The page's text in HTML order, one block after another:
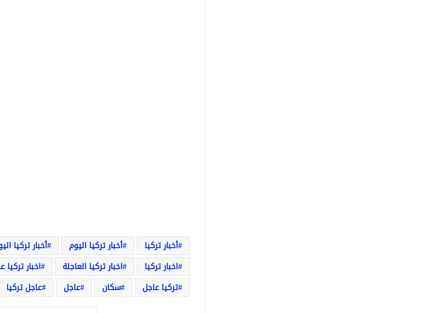
أخبار تركيا أخبار تركيا اليوم
أخبار تركيا
اخبار تركيا
اخبار تركيا العاجلة
اخبار تركيا
تركيا عاجل
سكان عاجل عاجل تركيا